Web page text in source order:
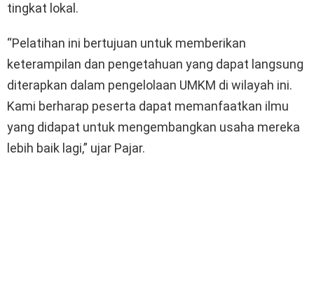
tingkat lokal.
“Pelatihan ini bertujuan untuk memberikan
keterampilan dan pengetahuan yang dapat langsung
diterapkan dalam pengelolaan UMKM di wilayah ini.
Kami berharap peserta dapat memanfaatkan ilmu
yang didapat untuk mengembangkan usaha mereka
lebih baik lagi,” ujar Pajar.